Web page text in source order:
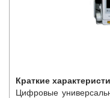
Краткие
Цифровые